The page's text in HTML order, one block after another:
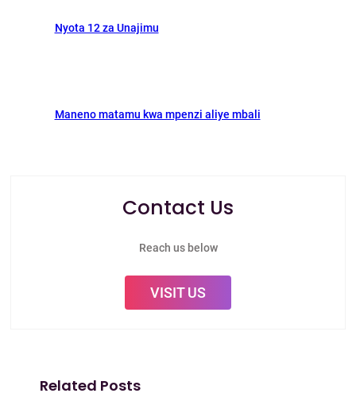
Nyota 12 za Unajimu
Maneno matamu kwa mpenzi aliye mbali
Contact Us
Reach us below
VISIT US
Related Posts